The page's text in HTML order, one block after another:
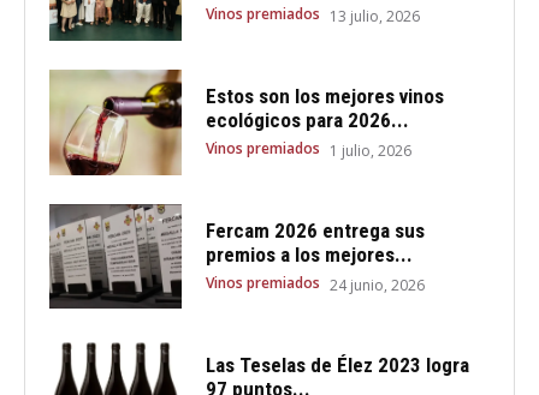
Vinos premiados 13 julio, 2026
Estos son los mejores vinos
ecológicos para 2026...
Vinos premiados 1 julio, 2026
Fercam 2026 entrega sus
premios a los mejores...
Vinos premiados 24 junio, 2026
Las Teselas de Élez 2023 logra
97 puntos...